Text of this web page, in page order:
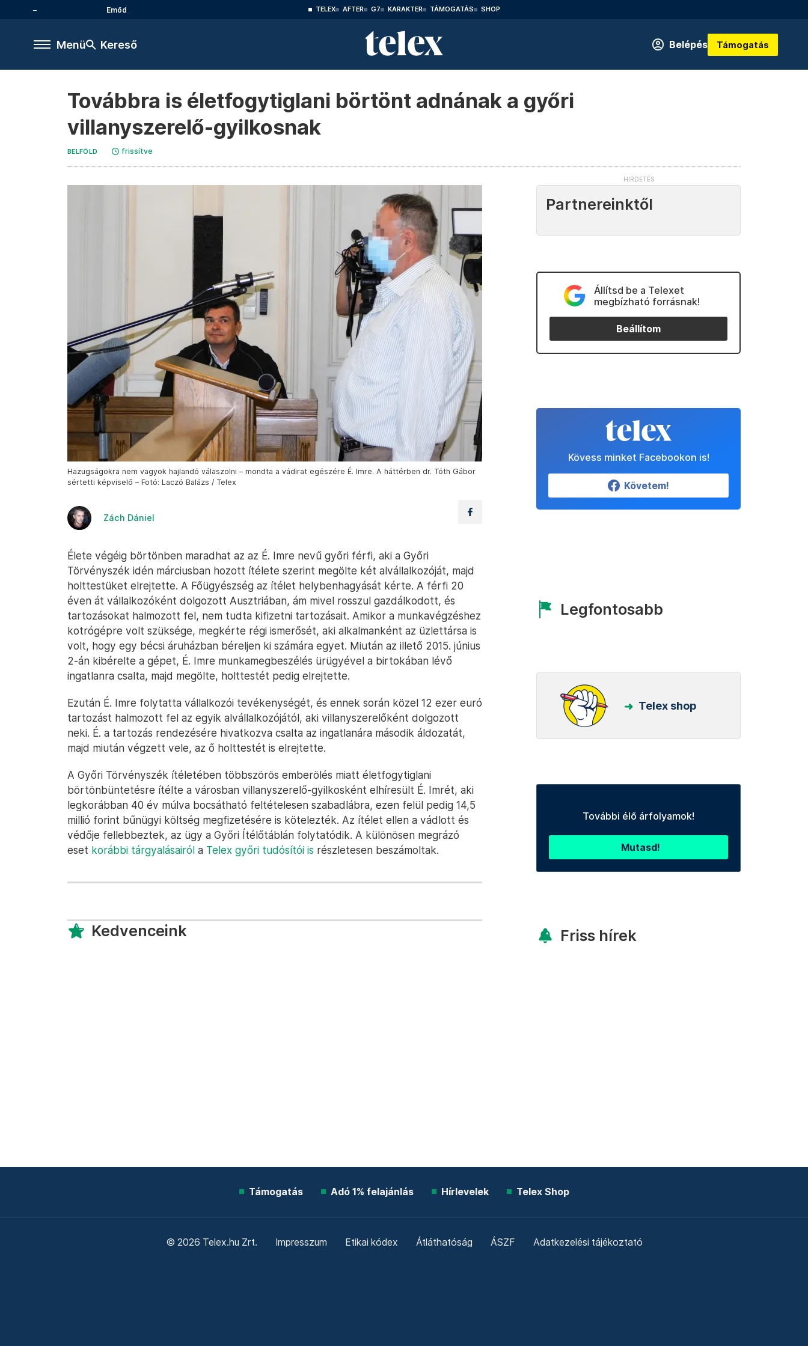
Emőd TELEX AFTER G7 KARAKTER TÁMOGATÁS SHOP
Menü Kereső Belépés Támogatás
Továbbra is életfogytiglani börtönt adnának a győri
villanyszerelő-gyilkosnak
BELFÖLD frissítve
Hazugságokra nem vagyok hajlandó válaszolni – mondta a vádirat egészére É. Imre. A háttérben dr. Tóth Gábor
sértetti képviselő – Fotó: Laczó Balázs / Telex
Zách Dániel
Élete végéig börtönben maradhat az az É. Imre nevű győri férfi, aki a Győri
Törvényszék idén márciusban hozott ítélete szerint megölte két alvállalkozóját, majd
holttestüket elrejtette. A Főügyészség az ítélet helybenhagyását kérte. A férfi 20
éven át vállalkozóként dolgozott Ausztriában, ám mivel rosszul gazdálkodott, és
tartozásokat halmozott fel, nem tudta kifizetni tartozásait. Amikor a munkavégzéshez
kotrógépre volt szüksége, megkérte régi ismerősét, aki alkalmanként az üzlettársa is
volt, hogy egy bécsi áruházban béreljen ki számára egyet. Miután az illető 2015. június
2-án kibérelte a gépet, É. Imre munkamegbeszélés ürügyével a birtokában lévő
ingatlanra csalta, majd megölte, holttestét pedig elrejtette.
Ezután É. Imre folytatta vállalkozói tevékenységét, és ennek során közel 12 ezer euró
tartozást halmozott fel az egyik alvállalkozójától, aki villanyszerelőként dolgozott
neki. É. a tartozás rendezésére hivatkozva csalta az ingatlanára második áldozatát,
majd miután végzett vele, az ő holttestét is elrejtette.
A Győri Törvényszék ítéletében többszörös emberölés miatt életfogytiglani
börtönbüntetésre ítélte a városban villanyszerelő-gyilkosként elhíresült É. Imrét, aki
legkorábban 40 év múlva bocsátható feltételesen szabadlábra, ezen felül pedig 14,5
millió forint bűnügyi költség megfizetésére is kötelezték. Az ítélet ellen a vádlott és
védője fellebbeztek, az ügy a Győri Ítélőtáblán folytatódik. A különösen megrázó
eset korábbi tárgyalásairól a Telex győri tudósítói is részletesen beszámoltak.
Kedvenceink
Partnereinktől
Állítsd be a Telexet
megbízható forrásnak!
Beállítom
Kövess minket Facebookon is!
Követem!
Legfontosabb
Telex shop
További élő árfolyamok!
Mutasd!
Friss hírek
Támogatás Adó 1% felajánlás Hírlevelek Telex Shop
© 2026 Telex.hu Zrt. Impresszum Etikai kódex Átláthatóság ÁSZF Adatkezelési tájékoztató